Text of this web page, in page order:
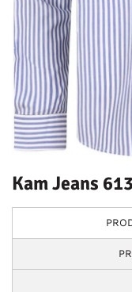
Kam Jeans